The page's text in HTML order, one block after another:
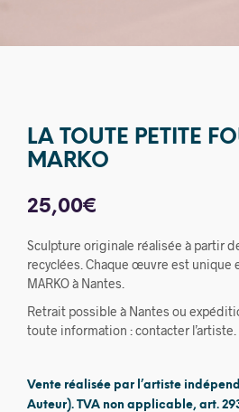
LA TOUTE PETITE
MARKO
25,00€
Sculpture originale réalisée à partir
recyclées. Chaque œuvre est unique
MARKO à Nantes.
Retrait possible à Nantes ou
toute information : contacter l’artiste.
Vente réalisée par l’artiste
Auteur). TVA non applicable, art.